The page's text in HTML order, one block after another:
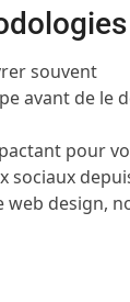
souvent
avant de le
pour
sociaux
design,